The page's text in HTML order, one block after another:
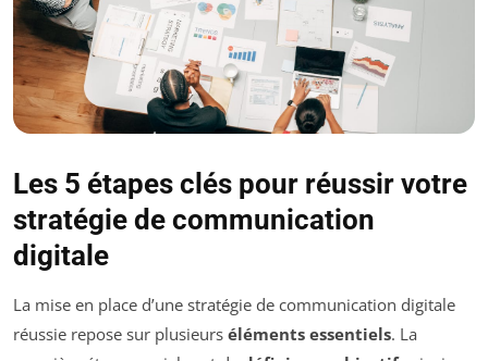
Les 5 étapes clés pour réussir votre
stratégie de communication
digitale
La mise en place d’une stratégie de communication digitale
réussie repose sur plusieurs éléments essentiels. La